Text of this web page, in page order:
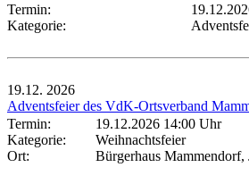
Termin:
Kategorie:
19.12. 2026
Adventsfeier des VdK-Ortsverband
Termin:
19.12.2026 14:00 Uhr
Kategorie:
Weihnachtsfeier
Ort:
Bürgerhaus Mammendorf,